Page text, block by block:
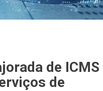
de ICMS
de